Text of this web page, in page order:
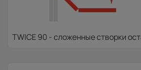
TWICE 90 - сложенные створки